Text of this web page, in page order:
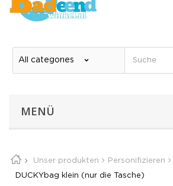
MENÜ
Unser produkten Personifizieren
DUCKYbag klein (nur die Tasche)